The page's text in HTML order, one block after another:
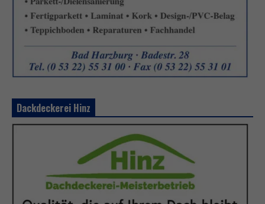
Dackdeckerei Hinz